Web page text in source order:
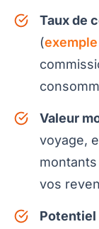
Taux de
(
Valeur
voyage,
vos
Potentiel